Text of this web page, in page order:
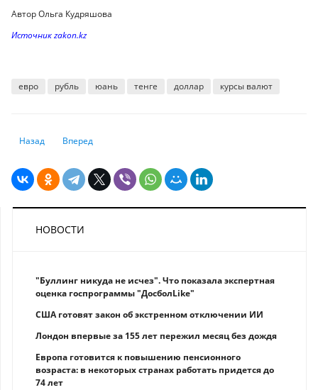
Автор Ольга Кудряшова
Источник zakon.kz
евро рубль юань тенге доллар курсы валют
Предыдущий: Что такое "личная инфляция" и почему она
Назад Следующий: Мошенничество на маркетплейсах: как
Вперед
НОВОСТИ
"Буллинг никуда не исчез". Что показала экспертная
оценка госпрограммы "ДосболLike"
США готовят закон об экстренном отключении ИИ
Лондон впервые за 155 лет пережил месяц без дождя
Европа готовится к повышению пенсионного
возраста: в некоторых странах работать придется до
74 лет